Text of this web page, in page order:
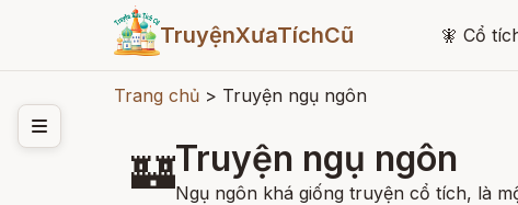
TruyệnXưaTíchCũ 🧚 Cổ
Trang chủ > Truyện ngụ ngôn
🏰Truyện ngụ ngôn
Ngụ ngôn khá giống truyện cổ tích, là